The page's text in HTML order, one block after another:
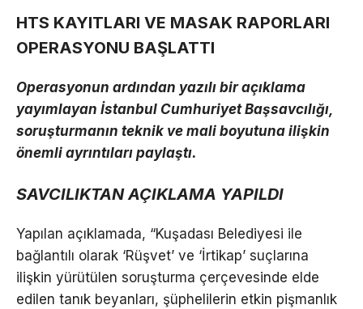
HTS KAYITLARI VE MASAK RAPORLARI
OPERASYONU BAŞLATTI
Operasyonun ardından yazılı bir açıklama
yayımlayan İstanbul Cumhuriyet Başsavcılığı,
soruşturmanın teknik ve mali boyutuna ilişkin
önemli ayrıntıları paylaştı.
SAVCILIKTAN AÇIKLAMA YAPILDI
Yapılan açıklamada, “Kuşadası Belediyesi ile
bağlantılı olarak ‘Rüşvet’ ve ‘İrtikap’ suçlarına
ilişkin yürütülen soruşturma çerçevesinde elde
edilen tanık beyanları, şüphelilerin etkin pişmanlık